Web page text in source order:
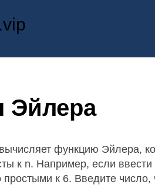
Эйлера
функцию Эйлера,
к n. Например, если ввести
к 6. Введите число,